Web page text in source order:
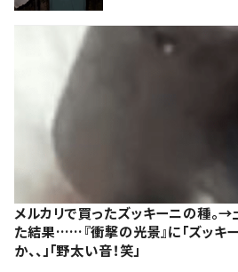
メルカリで買ったズッキーニの種。
た結果……『衝撃の光景』に「ズッキ
か、、」「野太い音！笑」